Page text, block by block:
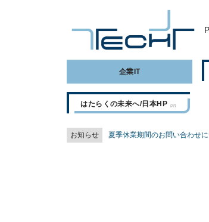
企業IT
はたらくの未来へ/日本HP
お知らせ 夏季休業期間のお問い合わせ